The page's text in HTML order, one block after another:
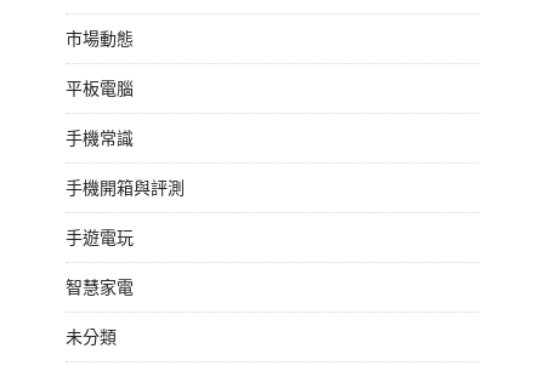
市場動態
平板電腦
手機常識
手機開箱與評測
手遊電玩
智慧家電
未分類